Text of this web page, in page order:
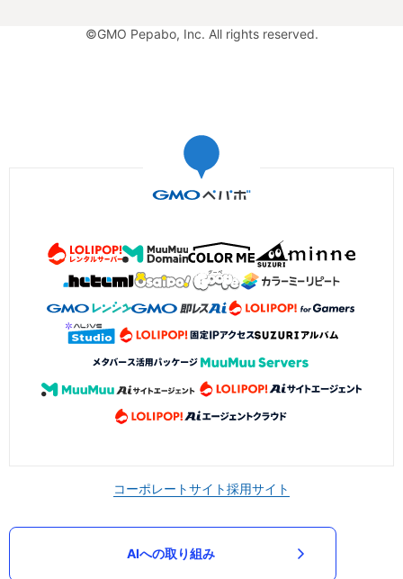
©GMO Pepabo, Inc. All rights reserved.
コーポレートサイト採用サイト
AIへの取り組み